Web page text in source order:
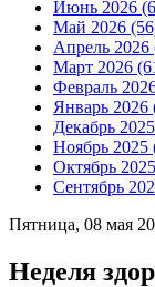
Июнь 2026
Май 2026
Апрель 2026
Март 2026
Февраль
Январь 2026
Декабрь
Ноябрь 2025
Октябрь
Сентябрь
Пятница, 08 мая
Неделя